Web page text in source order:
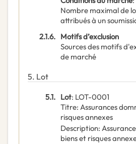
Nombre maximal de
attribués à un
2.1.6. Motifs d’exclusion
Sources des motifs
de marché
5. Lot
5.1. Lot: LOT-0001
Titre: Assurances
risques annexes
Description:
biens et risques